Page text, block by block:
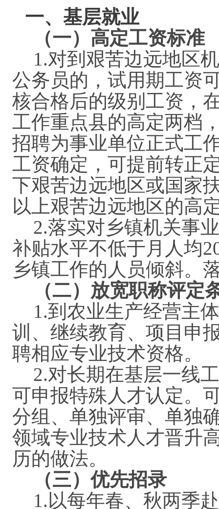
一、基层就业
（一）高定工资标准
1.对到艰苦边远地区
公务员的，试用期工资
核合格后的级别工资，
工作重点县的高定两档
招聘为事业单位正式工
工资确定，可提前转正
下艰苦边远地区或国家
以上艰苦边远地区的高
2.落实对乡镇机关事
补贴水平不低于月人均
乡镇工作的人员倾斜。
（二）放宽职称评定
1.到农业生产经营主
训、继续教育、项目申
聘相应专业技术资格。
2.对长期在基层一线
可申报特殊人才认定。
分组、单独评审、单独
领域专业技术人才晋升
历的做法。
（三）优先招录
1.以每年春、秋两季